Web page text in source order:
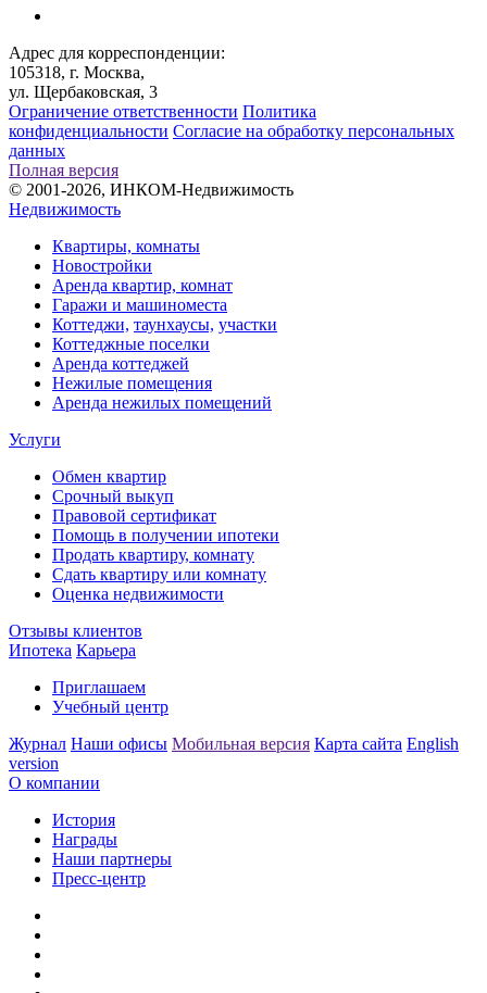
Адрес для корреспонденции:
105318, г. Москва,
ул. Щербаковская, 3
Ограничение ответственности Политика
конфиденциальности Согласие на обработку персональных
данных
Полная версия
© 2001-2026, ИНКОМ-Недвижимость
Недвижимость
Квартиры, комнаты
Новостройки
Аренда квартир, комнат
Гаражи и машиноместа
Коттеджи, таунхаусы, участки
Коттеджные поселки
Аренда коттеджей
Нежилые помещения
Аренда нежилых помещений
Услуги
Обмен квартир
Срочный выкуп
Правовой сертификат
Помощь в получении ипотеки
Продать квартиру, комнату
Сдать квартиру или комнату
Оценка недвижимости
Отзывы клиентов
Ипотека Карьера
Приглашаем
Учебный центр
Журнал Наши офисы Мобильная версия Карта сайта English
version
О компании
История
Награды
Наши партнеры
Пресс-центр